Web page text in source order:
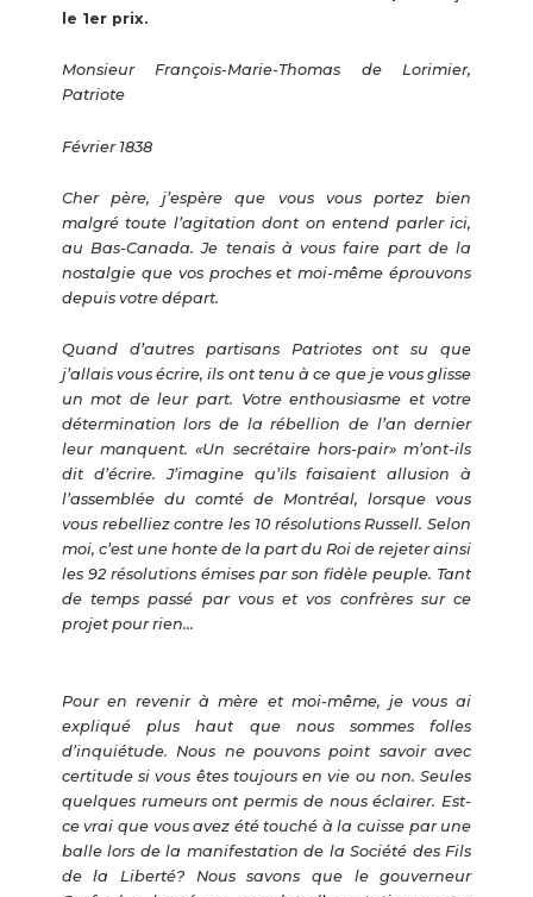
le 1er prix.
Monsieur François-Marie-Thomas de Lorimier,
Patriote
Février 1838
Cher père, j’espère que vous vous portez bien
malgré toute l’agitation dont on entend parler ici,
au Bas-Canada. Je tenais à vous faire part de la
nostalgie que vos proches et moi-même éprouvons
depuis votre départ.
Quand d’autres partisans Patriotes ont su que
j’allais vous écrire, ils ont tenu à ce que je vous glisse
un mot de leur part. Votre enthousiasme et votre
détermination lors de la rébellion de l’an dernier
leur manquent. «Un secrétaire hors-pair» m’ont-ils
dit d’écrire. J’imagine qu’ils faisaient allusion à
l’assemblée du comté de Montréal, lorsque vous
vous rebelliez contre les 10 résolutions Russell. Selon
moi, c’est une honte de la part du Roi de rejeter ainsi
les 92 résolutions émises par son fidèle peuple. Tant
de temps passé par vous et vos confrères sur ce
projet pour rien…
Pour en revenir à mère et moi-même, je vous ai
expliqué plus haut que nous sommes folles
d’inquiétude. Nous ne pouvons point savoir avec
certitude si vous êtes toujours en vie ou non. Seules
quelques rumeurs ont permis de nous éclairer. Est-
ce vrai que vous avez été touché à la cuisse par une
balle lors de la manifestation de la Société des Fils
de la Liberté? Nous savons que le gouverneur